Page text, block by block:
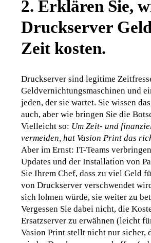
2. Erklären Sie,
Druckserver
Zeit kosten.
Druckserver sind legitime
Geldvernichtungsmaschinen und
jeden, der sie wartet. Sie wissen
auch, aber wie bringen Sie die
Vielleicht so: Um Zeit- und
vermeiden, hat Vasion Print das
Aber im Ernst: IT-Teams
Updates und der Installation von
Sie Ihrem Chef, dass zu viel Geld
von Druckserver verschwendet
sich lohnen würde, sie weiter zu
Vergessen Sie dabei nicht, die
Ersatzserver zu erwähnen (leicht
Vasion Print stellt nicht nur sicher,